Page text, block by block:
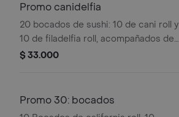
Promo canidelfia
20 bocados de sushi: 10 de cani roll y
10 de filadelfia roll, acompañados de
bebida de la casa.
$ 33.000
Promo 30: bocados